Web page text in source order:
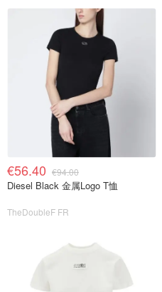
€56.40 €94.00
Diesel Black 金属Logo T恤
TheDoubleF FR